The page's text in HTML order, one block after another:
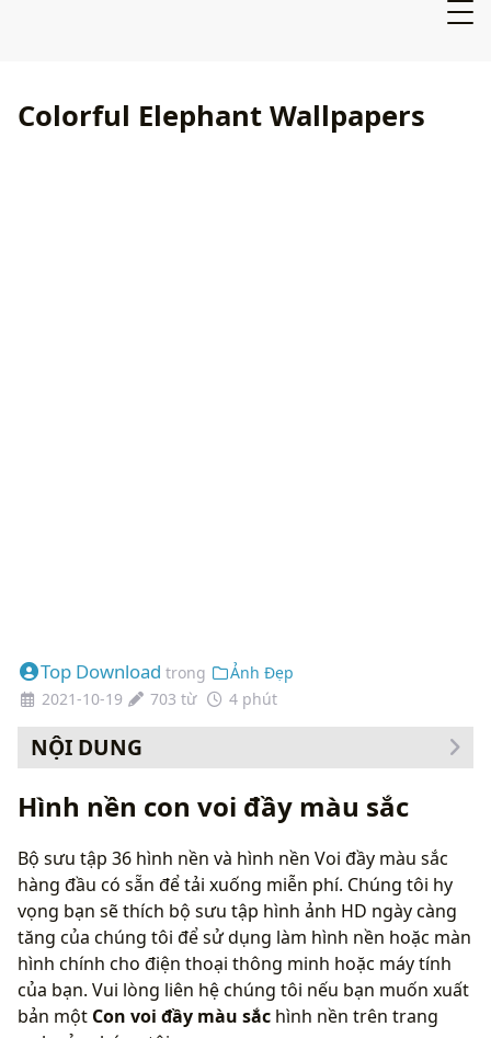
Colorful Elephant Wallpapers
Top Download trong
Ảnh Đẹp
2021-10-19
703 từ 4 phút
NỘI DUNG
Hình nền con voi đầy màu sắc
Bộ sưu tập 36 hình nền và hình nền Voi đầy màu sắc
hàng đầu có sẵn để tải xuống miễn phí. Chúng tôi hy
vọng bạn sẽ thích bộ sưu tập hình ảnh HD ngày càng
tăng của chúng tôi để sử dụng làm hình nền hoặc màn
hình chính cho điện thoại thông minh hoặc máy tính
của bạn. Vui lòng liên hệ chúng tôi nếu bạn muốn xuất
bản một Con voi đầy màu sắc hình nền trên trang